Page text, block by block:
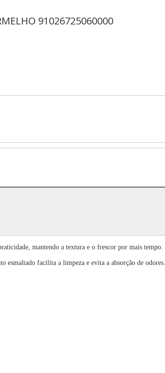
91026725060000
mantendo a textura e o frescor por mais
esmaltado facilita a limpeza e evita a absorção de